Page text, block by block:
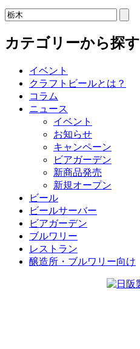
検
カテゴリーから探す
イベント
クラフトビールとは？
コラム
ニュース
イベント
お知らせ
キャンペーン
ビアガーデン
新商品発売
新規オープン
ビール
ビールサーバー
ビアガーデン
ブルワリー
レストラン
醸造所・ブルワリー向け